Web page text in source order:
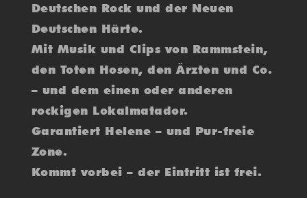
Deutschen Rock und der Neuen
Deutschen Härte.
Mit Musik und Clips von Rammstein,
den Toten Hosen, den Ärzten und Co.
– und dem einen oder anderen
rockigen Lokalmatador.
Garantiert Helene – und Pur-freie
Zone.
Kommt vorbei – der Eintritt ist frei.